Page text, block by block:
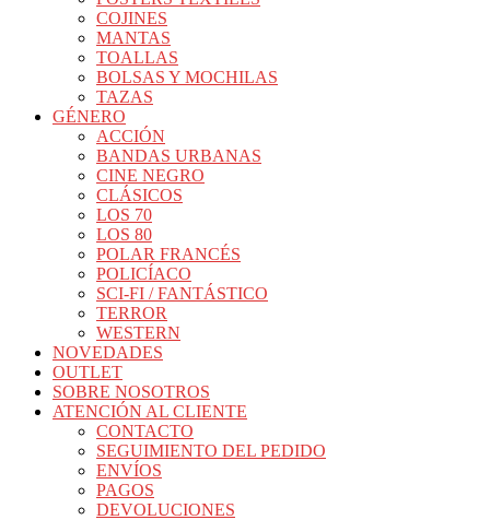
COJINES
MANTAS
TOALLAS
BOLSAS Y MOCHILAS
TAZAS
GÉNERO
ACCIÓN
BANDAS URBANAS
CINE NEGRO
CLÁSICOS
LOS 70
LOS 80
POLAR FRANCÉS
POLICÍACO
SCI-FI / FANTÁSTICO
TERROR
WESTERN
NOVEDADES
OUTLET
SOBRE NOSOTROS
ATENCIÓN AL CLIENTE
CONTACTO
SEGUIMIENTO DEL PEDIDO
ENVÍOS
PAGOS
DEVOLUCIONES